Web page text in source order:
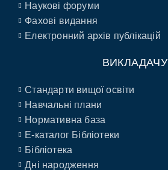
Наукові форуми
Фахові видання
Електронний архів публікацій
ВИКЛАДАЧУ
Стандарти вищої освіти
Навчальні плани
Нормативна база
E-каталог Бібліотеки
Бібліотека
Дні народження